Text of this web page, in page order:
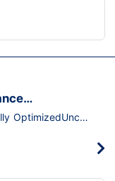
して、面接時にあ
ださい。その後、
ていただきます。
待ちしておりま
なんて経験はあり
は年功序列ではな
次第でいくらでも
しっかりご用意で
店長になった先輩
とにアナタも続き
だけではなく女性
ープ初の女性店長
といって一般大手
体制で取り組んで
、誰もが安心して
なのです。それで
言津貼
OptimizedUncon
introduced
who are fluen
인바운드 대책 철
만엔부터 시작!어